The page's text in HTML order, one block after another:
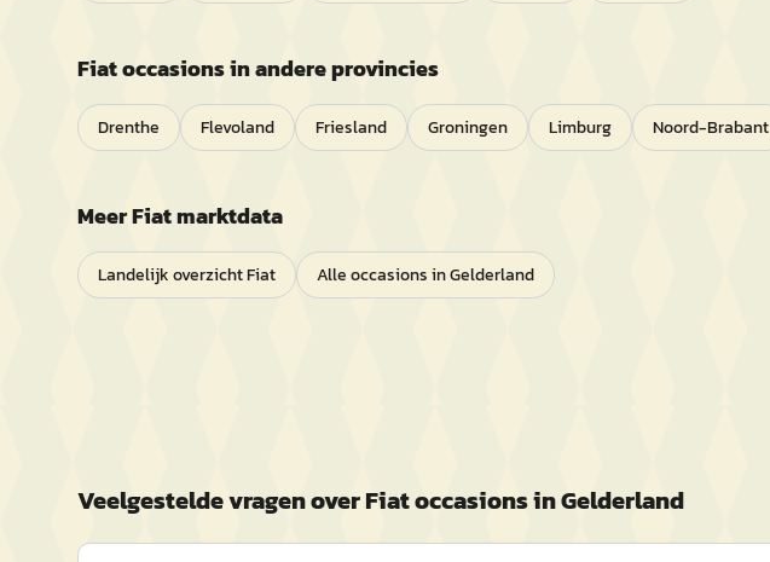
Fiatoccasions in andere provincies
Drenthe Flevoland Friesland Groningen Limburg Noord-Brabant
MeerFiatmarktdata
Landelijk overzichtFiat Alle occasions inGelderland
Veelgestelde vragen overFiatoccasions inGelderland